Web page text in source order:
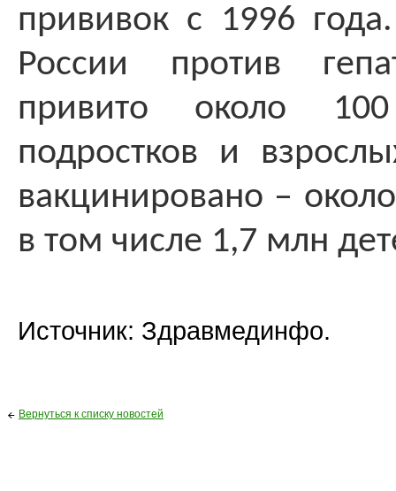
прививок с 1996
России против
привито около
подростков и
вакцинировано –
в том числе 1,7 млн
Источник: Здравмединфо.
Вернуться к списку новостей